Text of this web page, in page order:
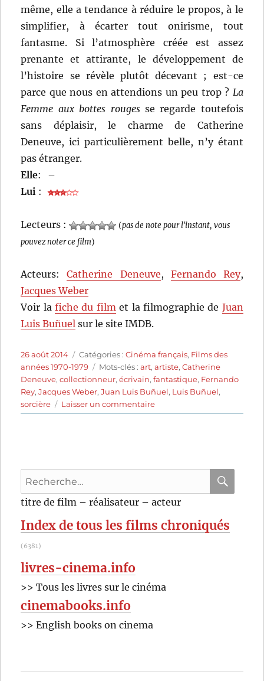
même, elle a tendance à réduire le propos, à le
simplifier, à écarter tout onirisme, tout
fantasme. Si l’atmosphère créée est assez
prenante et attirante, le développement de
l’histoire se révèle plutôt décevant ; est-ce
parce que nous en attendions un peu trop ? La
Femme aux bottes rougesse regarde toutefois
sans déplaisir, le charme de Catherine
Deneuve, ici particulièrement belle, n’y étant
pas étranger.
Elle:
–
Lui :
Lecteurs : (pas de note pour l'instant, vous
pouvez noter ce film)
Acteurs:Catherine Deneuve, Fernando Rey,
Jacques Weber
Voir lafiche du filmet la filmographie de Juan
Luis Buñuel sur le site IMDB.
Publié
le
26 août 2014 Catégories
Catégories :Cinéma français, Films des
années 1970-1979
Étiquettes
Mots-clés :art,artiste,Catherine
Deneuve,collectionneur,écrivain,fantastique, Fernando
Rey,Jacques Weber,Juan Luis Buñuel, Luis Buñuel,
sorcière
Laisser un commentairesur
La
Juan
Buñuel
Recherche
pour
titre de film – réalisateur – acteur
Index de tous les films chroniqués
(6381)
livres-cinema.info
>> Tous les livres sur le cinéma
cinemabooks.info
>> English books on cinema